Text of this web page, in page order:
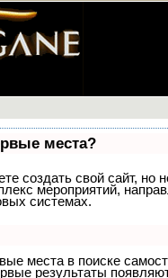
места?
создать свой сайт, но
мероприятий,
системах.
места в поиске
результаты